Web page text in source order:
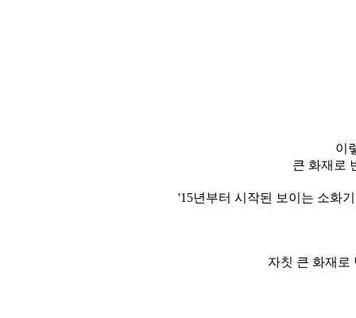
이
큰 화재로
'15년부터 시작된 보이는 소화
자칫 큰 화재로